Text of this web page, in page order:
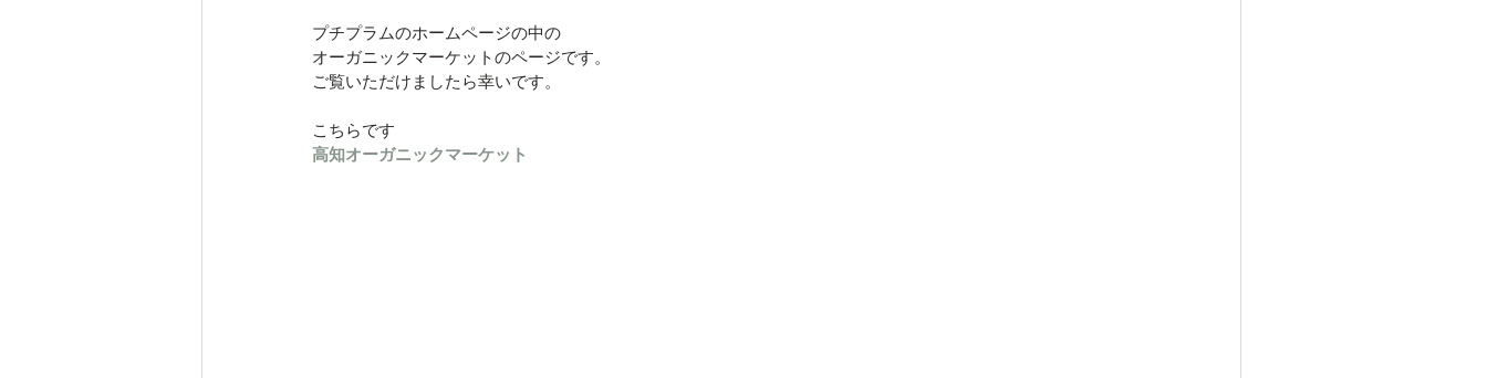
プチプラムのホームページの中の
オーガニックマーケットのページです。
ご覧いただけましたら幸いです。
こちらです
高知オーガニックマーケット